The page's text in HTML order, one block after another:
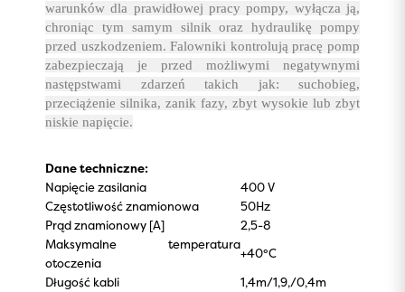
warunków dla prawidłowej pracy pompy, wyłącza ją,
chroniąc tym samym silnik oraz hydraulikę pompy
przed uszkodzeniem. Falowniki kontrolują pracę pomp
zabezpieczają je przed możliwymi negatywnymi
następstwami zdarzeń takich jak: suchobieg,
przeciążenie silnika, zanik fazy, zbyt wysokie lub zbyt
niskie napięcie.
Dane techniczne:
Napięcie zasilania
400 V
Częstotliwość znamionowa
50Hz
Prąd znamionowy [A]
2,5-8
Maksymalne temperatura
otoczenia
+40°C
Długość kabli
1,4m/1,9,/0,4m